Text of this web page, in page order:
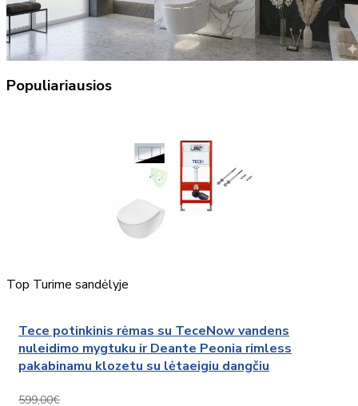
Populiariausios
Top Turime sandėlyje
Tece potinkinis rėmas su TeceNow vandens
nuleidimo mygtuku ir Deante Peonia rimless
pakabinamu klozetu su lėtaeigiu dangčiu
599,00€